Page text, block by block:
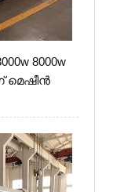
8000w
മെഷീൻ